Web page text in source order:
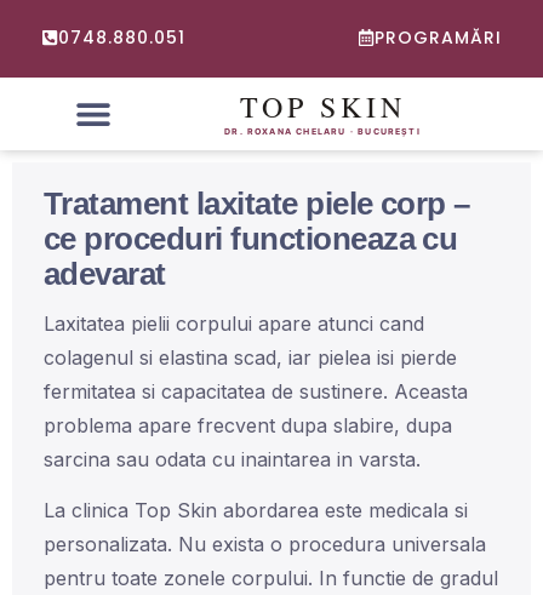
0748.880.051 PROGRAMĂRI
Tratament laxitate piele corp –
ce proceduri functioneaza cu
adevarat
Laxitatea pielii corpului apare atunci cand
colagenul si elastina scad, iar pielea isi pierde
fermitatea si capacitatea de sustinere. Aceasta
problema apare frecvent dupa slabire, dupa
sarcina sau odata cu inaintarea in varsta.
La clinica Top Skin abordarea este medicala si
personalizata. Nu exista o procedura universala
pentru toate zonele corpului. In functie de gradul